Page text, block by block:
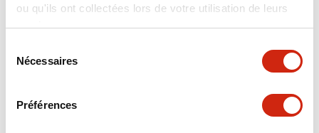
ou qu'ils ont collectées lors de votre utilisation de leurs
services.
Nécessaires
Préférences
Aesthetic Specifications
Electrical Specifications (rated illuminated